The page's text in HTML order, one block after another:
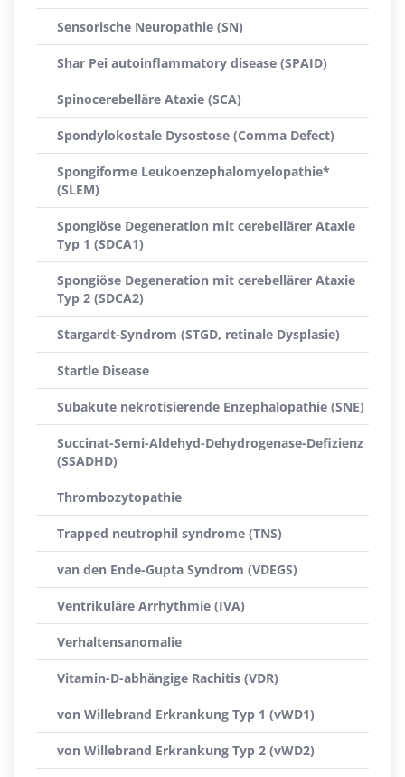
Sensorische Neuropathie (SN)
Shar Pei autoinflammatory disease (SPAID)
Spinocerebelläre Ataxie (SCA)
Spondylokostale Dysostose (Comma Defect)
Spongiforme Leukoenzephalomyelopathie*
(SLEM)
Spongiöse Degeneration mit cerebellärer Ataxie
Typ 1 (SDCA1)
Spongiöse Degeneration mit cerebellärer Ataxie
Typ 2 (SDCA2)
Stargardt-Syndrom (STGD, retinale Dysplasie)
Startle Disease
Subakute nekrotisierende Enzephalopathie (SNE)
Succinat-Semi-Aldehyd-Dehydrogenase-Defizienz
(SSADHD)
Thrombozytopathie
Trapped neutrophil syndrome (TNS)
van den Ende-Gupta Syndrom (VDEGS)
Ventrikuläre Arrhythmie (IVA)
Verhaltensanomalie
Vitamin-D-abhängige Rachitis (VDR)
von Willebrand Erkrankung Typ 1 (vWD1)
von Willebrand Erkrankung Typ 2 (vWD2)